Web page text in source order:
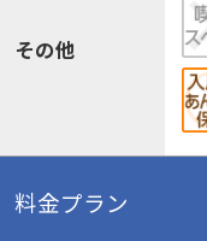
その他
料金プラン